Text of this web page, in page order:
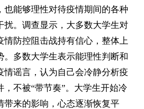
也能够理性对待疫情期间的各种
扰。调查显示，大多数大学生对
情防控阻击战持有信心，整体上
。多数大学生表示能理性判断和
情谣言，认为自己会冷静分析疫
，不被“带节奏”。大学生开始冷
带来的影响，心态逐渐恢复平